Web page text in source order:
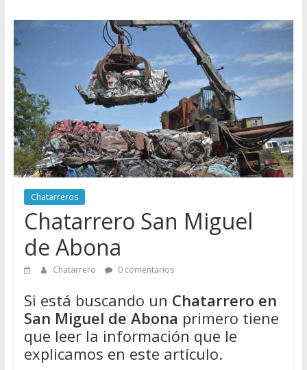
–
Precio
de
Chatarra
Directorio
de
Chatarreros
para
vender
Chatarra
Chatarreros
Chatarrero San Miguel
de Abona
Chatarrero 0 comentarios
Si está buscando un Chatarrero en
San Miguel de Abona primero tiene
que leer la información que le
explicamos en este artículo.